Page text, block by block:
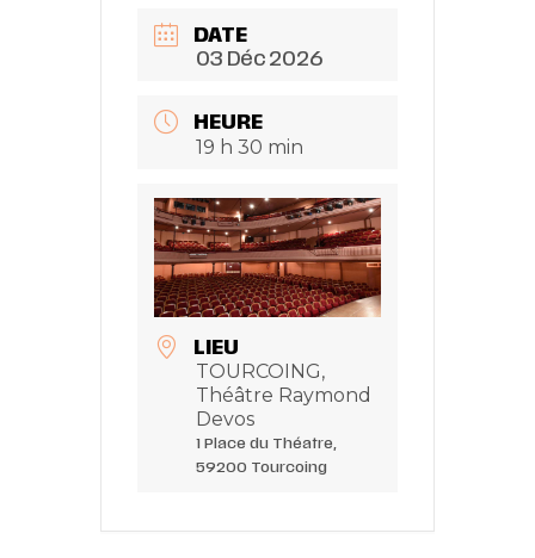
DATE
03 Déc 2026
HEURE
19 h 30 min
LIEU
TOURCOING,
Théâtre Raymond
Devos
1 Place du Théatre,
59200 Tourcoing